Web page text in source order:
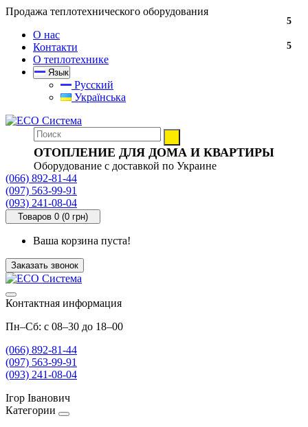
Продажа теплотехнического оборудования
О нас
Контакти
О теплотехнике
Язык
Русский
Українська
ОТОПЛЕНИЕ ДЛЯ ДОМА И КВАРТИРЫ
Оборудование с доставкой по Украине
(066) 892-81-44
(097) 563-99-91
(093) 241-08-04
Товаров 0 (0 грн)
Ваша корзина пуста!
Заказать звонок
Контактная информация
Пн–Сб: с 08–30 до 18–00
(066) 892-81-44
(097) 563-99-91
(093) 241-08-04
Ігор Іванович
Категории
5
5
5
5
5
5
5
5
5
5
5
5
5
5
5
5
5
5
5
5
5
5
5
5
5
5
5
5
5
5
5
5
5
5
5
5
5
5
5
5
5
5
5
5